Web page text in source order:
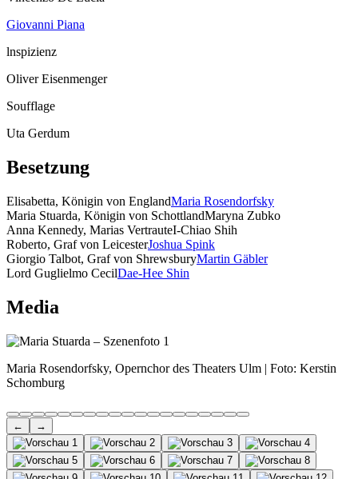
Giovanni Piana
lnspizienz
Oliver Eisenmenger
Soufflage
Uta Gerdum
Besetzung
Elisabetta, Königin von EnglandMaria Rosendorfsky
Maria Stuarda, Königin von SchottlandMaryna Zubko
Anna Kennedy, Marias VertrauteI-Chiao Shih
Roberto, Graf von LeicesterJoshua Spink
Giorgio Talbot, Graf von ShrewsburyMartin Gäbler
Lord Guglielmo CecilDae-Hee Shin
Media
Maria Rosendorfsky, Opernchor des Theaters Ulm | Foto: Kerstin
Schomburg
← →